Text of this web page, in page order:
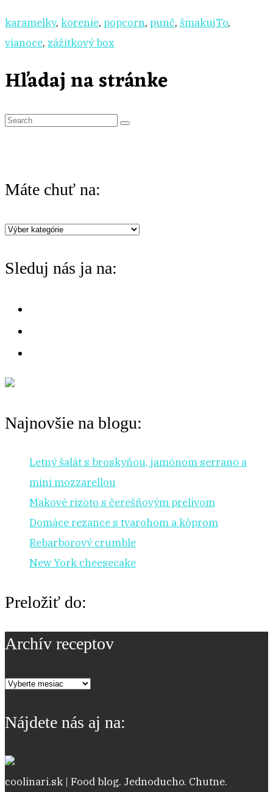
karamelky, korenie, popcorn, punč, šmakujTo,
vianoce, zážitkový box
Hľadaj na stránke
S
c
f
o
Máte chuť na:
Máte
na:
Sleduj nás ja na:
Najnovšie na blogu:
Letný šalát s broskyňou, jamónom serrano a
mini mozzarellou
Makové rizoto s čerešňovým prelivom
Domáce rezance s tvarohom a kôprom
Rebarborový crumble
New York cheesecake
Preložiť do:
Archív receptov
Archív
Nájdete nás aj na:
coolinari.sk | Food blog. Jednoducho. Chutne.